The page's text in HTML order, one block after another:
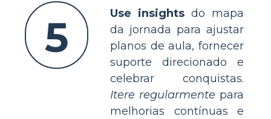
5 Use insights do mapa
da jornada para ajustar
planos de aula, fornecer
suporte direcionado e
celebrar conquistas.
Itere regularmente para
melhorias contínuas e